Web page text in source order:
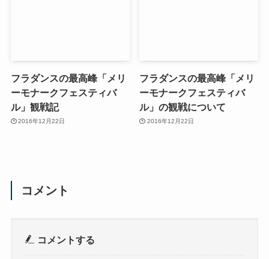
フラダンスの最高峰「メリ
ーモナークフェスティバ
ル」観戦記
2016年12月22日
フラダンスの最高峰「メリ
ーモナークフェスティバ
ル」の観戦について
2016年12月22日
コメント
コメントする